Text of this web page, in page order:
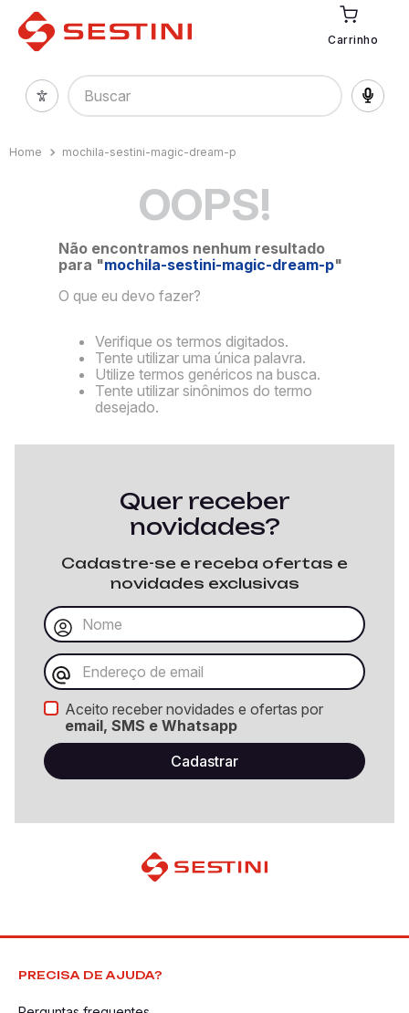
Carrinho
Buscar
mochila-sestini-magic-dream-p
OOPS!
Não encontramos nenhum resultado
para "mochila-sestini-magic-dream-p"
O que eu devo fazer?
Verifique os termos digitados.
Tente utilizar uma única palavra.
Utilize termos genéricos na busca.
Tente utilizar sinônimos do termo
desejado.
Quer receber
novidades?
Cadastre-se e receba ofertas e
novidades exclusivas
Aceito receber novidades e ofertas por
email, SMS e Whatsapp
PRECISA DE AJUDA?